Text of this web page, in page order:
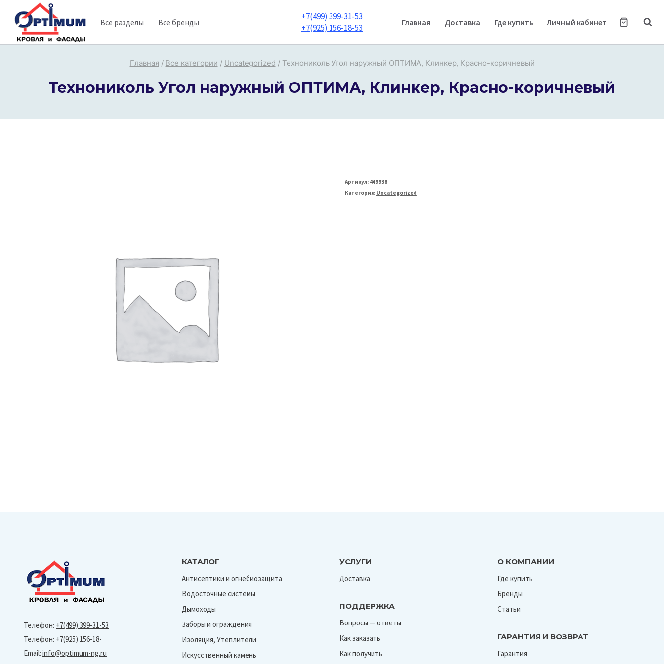
содержимому
Все разделы Все бренды
+7(499) 399-31-53
+7(925) 156-18-53
Главная Доставка Где купить Личный кабинет
Главная / Все категории / Uncategorized / Технониколь Угол наружный ОПТИМА, Клинкер, Красно-коричневый
Технониколь Угол наружный ОПТИМА, Клинкер, Красно-коричневый
Артикул: 449938
Категория: Uncategorized
Телефон: +7(499) 399-31-53
Телефон: +7(925) 156-18-
Email: info@optimum-ng.ru
КАТАЛОГ
Антисептики и огнебиозащита
Водосточные системы
Дымоходы
Заборы и ограждения
Изоляция, Утеплители
Искусственный камень
УСЛУГИ
Доставка
ПОДДЕРЖКА
Вопросы — ответы
Как заказать
Как получить
О КОМПАНИИ
Где купить
Бренды
Статьи
ГАРАНТИЯ И ВОЗВРАТ
Гарантия